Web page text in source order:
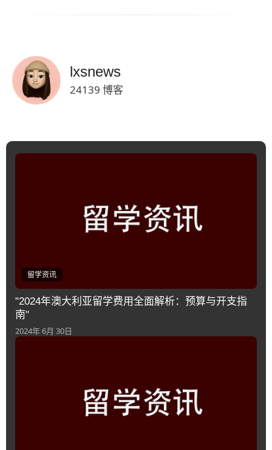
lxsnews
24139 博客
留学资讯
"2024年澳大利亚留学费用全面解析：预算与开支指
南"
2024年 6月 30日